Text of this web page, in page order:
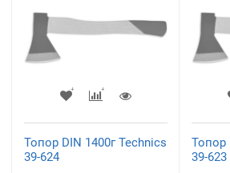
Топор DIN 1400г Technics
39-624
Топор
39-623